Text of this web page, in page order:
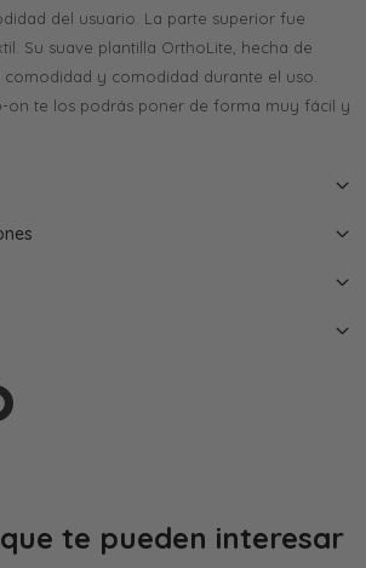
del usuario. La parte superior fue
Su suave plantilla OrthoLite, hecha de
y comodidad durante el uso.
on te los podrás poner de forma muy fácil y
te pueden interesar